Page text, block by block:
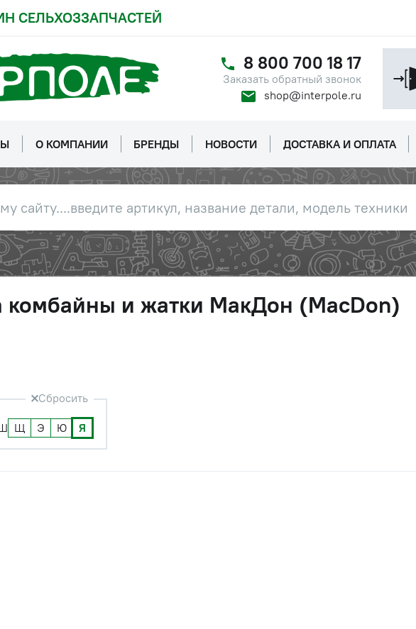
СЕЛЬХОЗЗАПЧАСТЕЙ
8 800 700 18 17
Заказать обратный звонок
shop@interpole.ru
О КОМПАНИИ БРЕНДЫ НОВОСТИ ДОСТАВКА И ОПЛАТА
комбайны и жатки МакДон (MacDon)
Сбросить
Щ Э Ю Я